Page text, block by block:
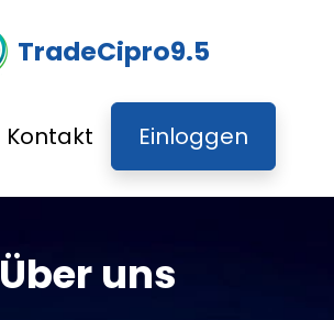
TradeCipro9.5
Kontakt Einloggen
Über uns